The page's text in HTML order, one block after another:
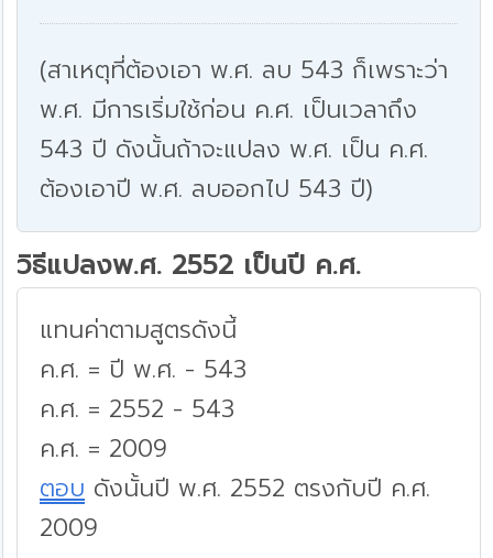
(สาเหตุที่ต้องเอา พ.ศ. ลบ 543 ก็เพราะว่า
พ.ศ. มีการเริ่มใช้ก่อน ค.ศ. เป็นเวลาถึง
543 ปี ดังนั้นถ้าจะแปลง พ.ศ. เป็น ค.ศ.
ต้องเอาปี พ.ศ. ลบออกไป 543 ปี)
วิธีแปลงพ.ศ. 2552 เป็นปี ค.ศ.
แทนค่าตามสูตรดังนี้
ค.ศ. = ปี พ.ศ. - 543
ค.ศ. = 2552 - 543
ค.ศ. = 2009
ตอบ ดังนั้นปี พ.ศ. 2552 ตรงกับปี ค.ศ.
2009